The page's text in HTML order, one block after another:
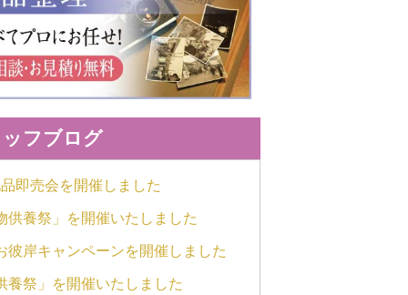
2016年12月
2016年11月
2015年12月
2015年6月
2014年12月
2014年11月
2014年6月
フブログ
即売会を開催しました
供養祭」を開催いたしました
岸キャンペーンを開催しました
養祭」を開催いたしました